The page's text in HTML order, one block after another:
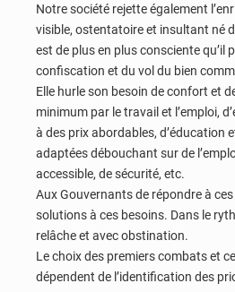
Notre société rejette également
visible, ostentatoire et insultant né
est de plus en plus consciente qu’il
confiscation et du vol du bien
Elle hurle son besoin de confort et
minimum par le travail et l’emploi,
à des prix abordables, d’éducation
adaptées débouchant sur de
accessible, de sécurité, etc.
Aux Gouvernants de répondre à
solutions à ces besoins. Dans le
relâche et avec obstination.
Le choix des premiers combats et
dépendent de l’identification des